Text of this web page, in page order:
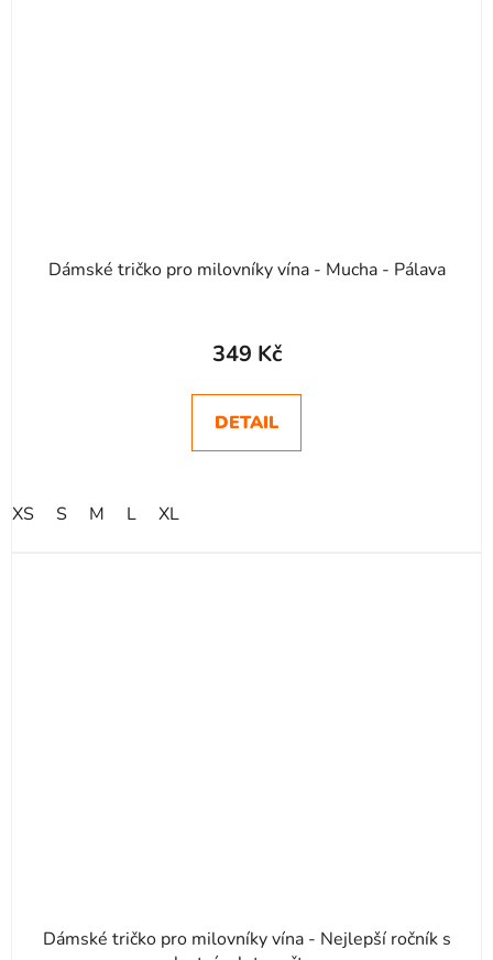
Dámské tričko pro milovníky vína - Mucha - Pálava
349 Kč
DETAIL
XS S M L XL
Dámské tričko pro milovníky vína - Nejlepší ročník s